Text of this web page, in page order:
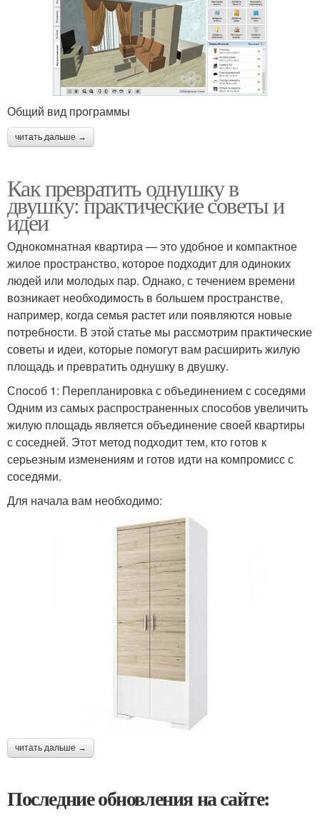
Общий вид программы
читать дальше →
Как превратить однушку в
двушку: практические советы и
идеи
Однокомнатная квартира — это удобное и компактное
жилое пространство, которое подходит для одиноких
людей или молодых пар. Однако, с течением времени
возникает необходимость в большем пространстве,
например, когда семья растет или появляются новые
потребности. В этой статье мы рассмотрим практические
советы и идеи, которые помогут вам расширить жилую
площадь и превратить однушку в двушку.
Способ 1: Перепланировка с объединением с соседями
Одним из самых распространенных способов увеличить
жилую площадь является объединение своей квартиры
с соседней. Этот метод подходит тем, кто готов к
серьезным изменениям и готов идти на компромисс с
соседями.
Для начала вам необходимо:
читать дальше →
Последние обновления на сайте: